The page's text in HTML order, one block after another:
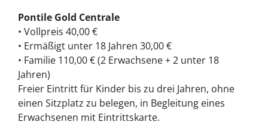
Pontile Gold Centrale
• Vollpreis 40,00 €
• Ermäßigt unter 18 Jahren 30,00 €
• Familie 110,00 € (2 Erwachsene + 2 unter 18
Jahren)
Freier Eintritt für Kinder bis zu drei Jahren, ohne
einen Sitzplatz zu belegen, in Begleitung eines
Erwachsenen mit Eintrittskarte.